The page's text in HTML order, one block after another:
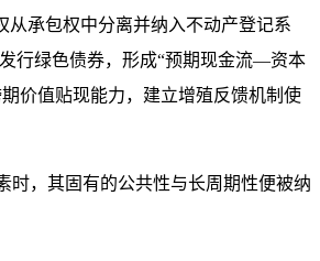
从承包权中分离并纳入不动产登记系
行绿色债券，形成“预期现金流—资本
价值贴现能力，建立增殖反馈机制使
时，其固有的公共性与长周期性便被纳